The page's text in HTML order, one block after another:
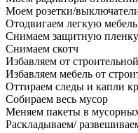
Моем розетки/
Отодвигаем легкую
Снимаем защитную
Снимаем скотч
Избавляем от
Избавляем мебель от
Оттираем следы и капли
Собираем весь мусор
Меняем пакеты в
Раскладываем/